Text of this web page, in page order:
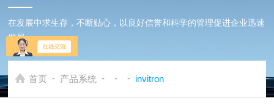
在发展中求生存，不断贴心，以良好信誉和科学的管理促进企业迅速
发展
首页 - 产品系统 - - - invitron